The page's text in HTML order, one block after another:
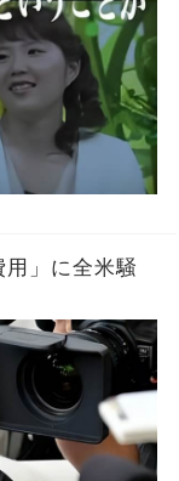
」に全米騒